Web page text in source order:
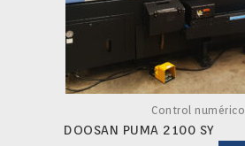
Control numérico
DOOSAN PUMA 2100 SY